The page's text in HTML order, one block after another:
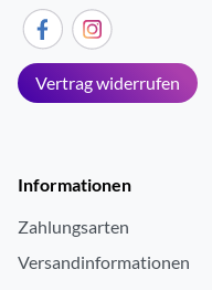
Vertrag widerrufen
Informationen
Zahlungsarten
Versandinformationen